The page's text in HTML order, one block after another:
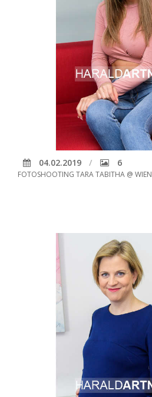
04.02.2019 6
FOTOSHOOTING TARA TABITHA @ WIEN